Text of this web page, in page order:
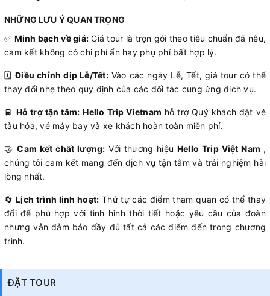
NHỮNG LƯU Ý QUAN TRỌNG
✅ Minh bạch về giá: Giá tour là trọn gói theo tiêu chuẩn đã nêu,
cam kết không có chi phí ẩn hay phụ phí bất hợp lý.
🗓️Điều chỉnh dịp Lễ/Tết:Vào các ngày Lễ, Tết, giá tour có thể
thay đổi nhẹ theo quy định của các đối tác cung ứng dịch vụ.
🚆 Hỗ trợ tận tâm: Hello Trip Vietnam hỗ trợ Quý khách đặt vé
tàu hỏa, vé máy bay và xe khách hoàn toàn miễn phí.
🤝Cam kết chất lượng: Với thương hiệu Hello Trip Việt Nam ,
chúng tôi cam kết mang đến dịch vụ tận tâm và trải nghiệm hài
lòng nhất.
🔄Lịch trình linh hoạt: Thứ tự các điểm tham quan có thể thay
đổi để phù hợp với tình hình thời tiết hoặc yêu cầu của đoàn
nhưng vẫn đảm bảo đầy đủ tất cả các điểm đến trong chương
trình.
ĐẶT TOUR